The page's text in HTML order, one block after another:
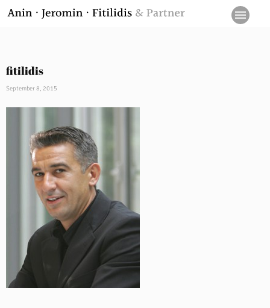
fitilidis
September 8, 2015